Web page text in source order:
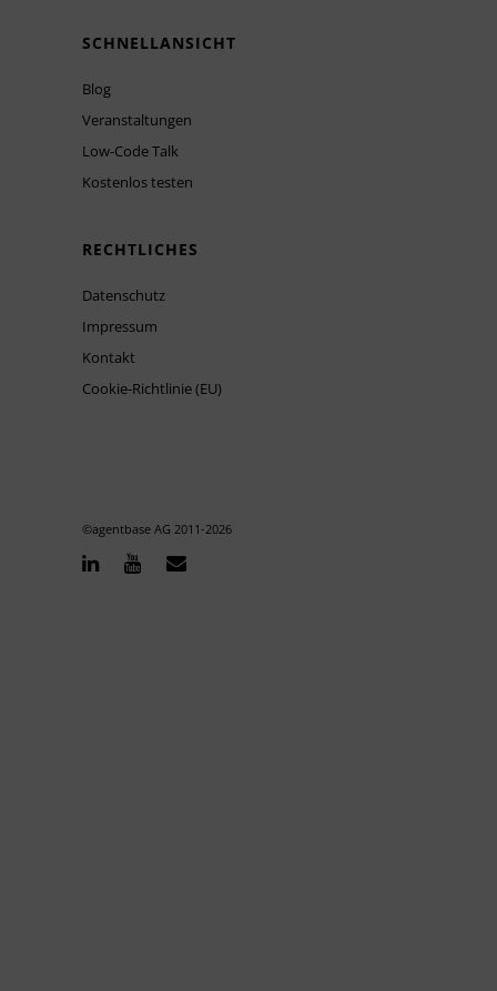
SCHNELLANSICHT
Blog
Veranstaltungen
Low-Code Talk
Kostenlos testen
RECHTLICHES
Datenschutz
Impressum
Kontakt
Cookie-Richtlinie (EU)
©agentbase AG 2011-2026